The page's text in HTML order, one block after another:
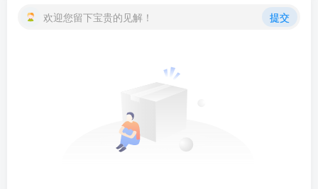
欢迎您留下宝贵的见解！ 提交